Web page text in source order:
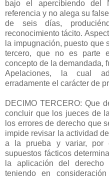
bajo el apercibiendo
referencia y no alega su
de seis días,
reconocimiento tácito.
la impugnación, puesto que
tercero, que no es parte
concepto de la demandada,
Apelaciones, la cual
erradamente el carácter de
DECIMO TERCERO: Que
concluir que los jueces de
los errores de derecho que
impide revisar la actividad
a la prueba y variar, por
supuestos fácticos
la aplicación del derecho
teniendo en